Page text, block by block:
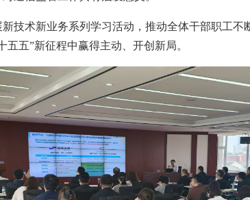
技术新业务系列学习活动，推动全体干部职工
五”新征程中赢得主动、开创新局。